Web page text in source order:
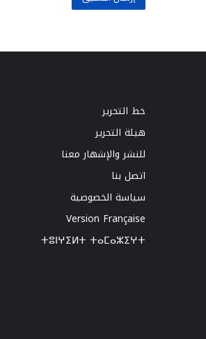
خط التحرير
هيئة التحرير
للنشر والإشهار معنا
اتصل بنا
سياسة الخصوصية
Version Française
ⵜⵓⵏⵖⵉⵍⵜ ⵜⴰⵎⴰⵣⵉⵖⵜ